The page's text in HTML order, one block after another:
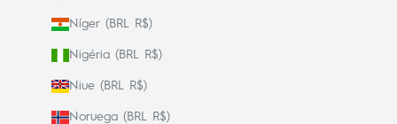
Níger (BRL R$)
Nigéria (BRL R$)
Niue (BRL R$)
Noruega (BRL R$)